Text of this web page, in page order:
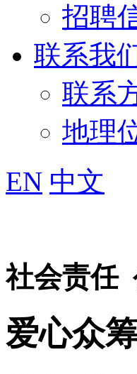
招聘
联系我
联系
地理
EN 中文
社会责任
爱心众